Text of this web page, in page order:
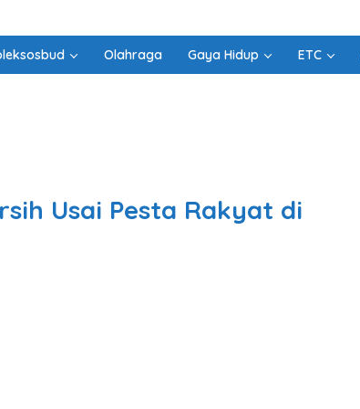
Olahraga Gaya Hidup ETC
Usai Pesta Rakyat di